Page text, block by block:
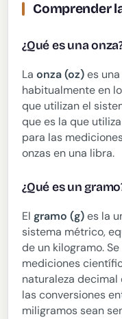
Comprender
¿Qué es una
Laonza (oz)es
habitualmente en
que utilizan el
que es la que
para las
onzas en una libra.
¿Qué es un
Elgramo (g)es la
sistema métrico,
de un kilogramo.
mediciones
naturaleza
las conversiones
miligramos sean